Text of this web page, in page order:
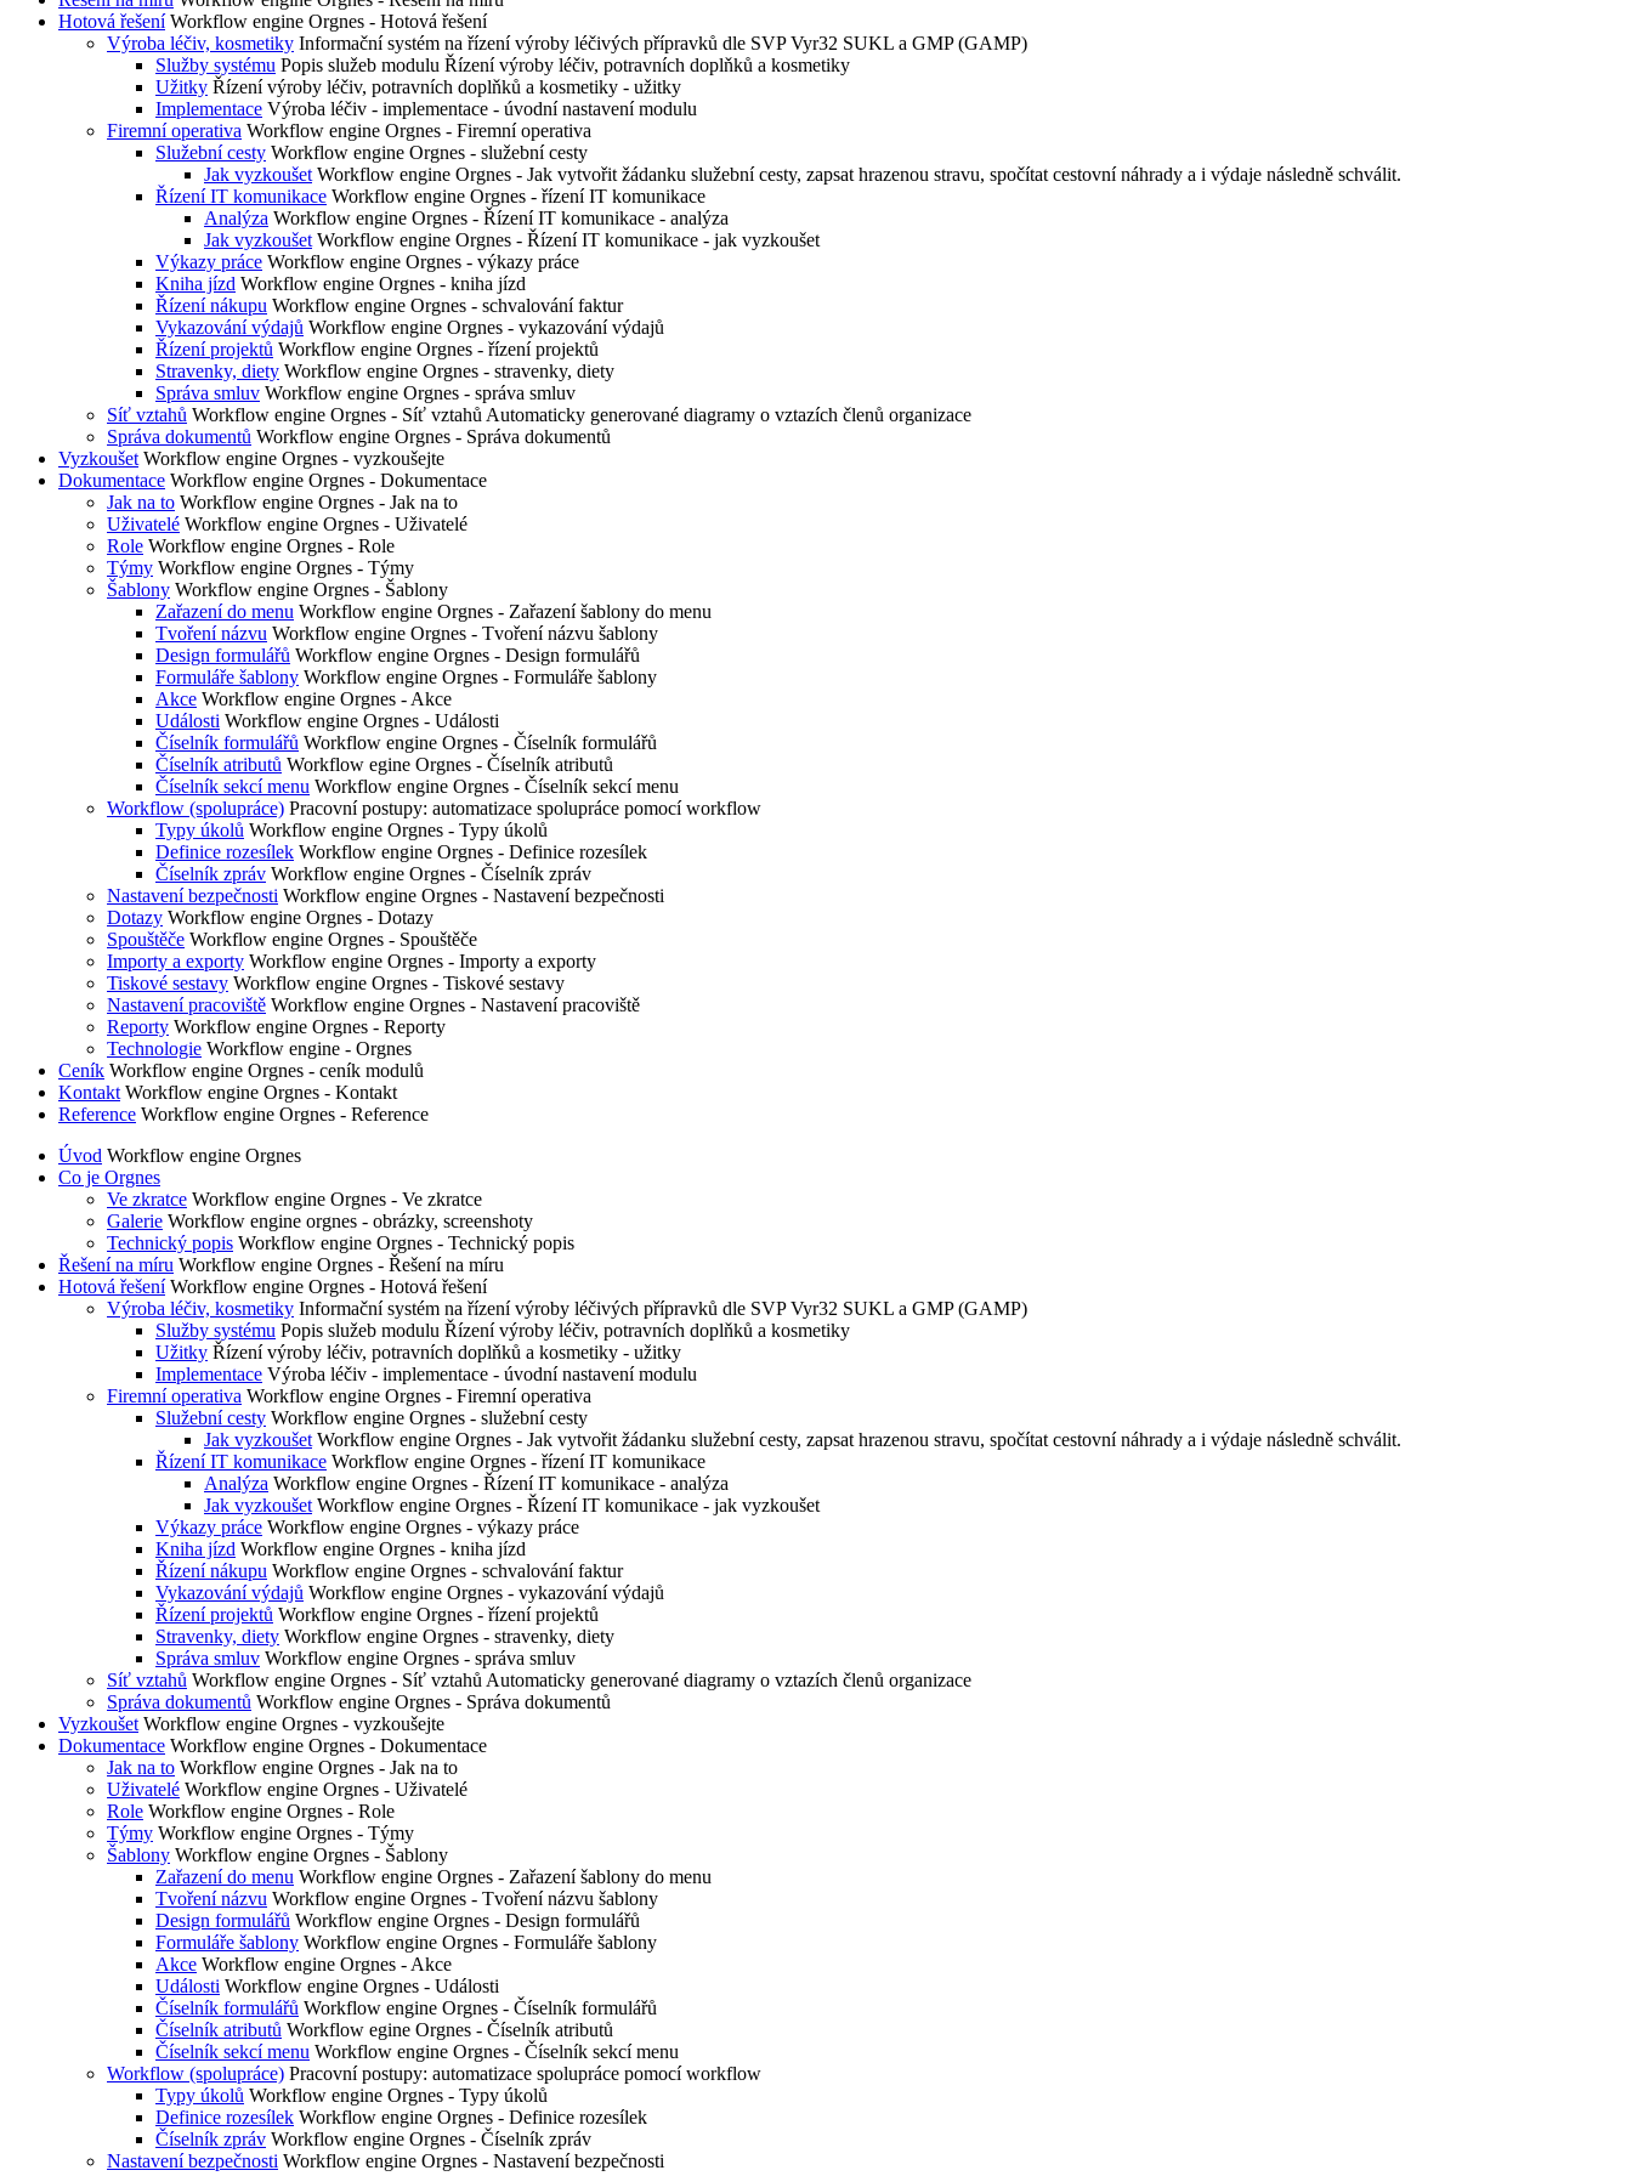
Hotová řešení Workflow engine Orgnes - Hotová řešení
Výroba léčiv, kosmetiky Informační systém na řízení výroby léčivých přípravků dle SVP Vyr32 SUKL a GMP (GAMP)
Služby systému Popis služeb modulu Řízení výroby léčiv, potravních doplňků a kosmetiky
Užitky Řízení výroby léčiv, potravních doplňků a kosmetiky - užitky
Implementace Výroba léčiv - implementace - úvodní nastavení modulu
Firemní operativa Workflow engine Orgnes - Firemní operativa
Služební cesty Workflow engine Orgnes - služební cesty
Jak vyzkoušet Workflow engine Orgnes - Jak vytvořit žádanku služební cesty, zapsat hrazenou stravu, spočítat cestovní náhrady a i výdaje následně schválit.
Řízení IT komunikace Workflow engine Orgnes - řízení IT komunikace
Analýza Workflow engine Orgnes - Řízení IT komunikace - analýza
Jak vyzkoušet Workflow engine Orgnes - Řízení IT komunikace - jak vyzkoušet
Výkazy práce Workflow engine Orgnes - výkazy práce
Kniha jízd Workflow engine Orgnes - kniha jízd
Řízení nákupu Workflow engine Orgnes - schvalování faktur
Vykazování výdajů Workflow engine Orgnes - vykazování výdajů
Řízení projektů Workflow engine Orgnes - řízení projektů
Stravenky, diety Workflow engine Orgnes - stravenky, diety
Správa smluv Workflow engine Orgnes - správa smluv
Síť vztahů Workflow engine Orgnes - Síť vztahů Automaticky generované diagramy o vztazích členů organizace
Správa dokumentů Workflow engine Orgnes - Správa dokumentů
Vyzkoušet Workflow engine Orgnes - vyzkoušejte
Dokumentace Workflow engine Orgnes - Dokumentace
Jak na to Workflow engine Orgnes - Jak na to
Uživatelé Workflow engine Orgnes - Uživatelé
Role Workflow engine Orgnes - Role
Týmy Workflow engine Orgnes - Týmy
Šablony Workflow engine Orgnes - Šablony
Zařazení do menu Workflow engine Orgnes - Zařazení šablony do menu
Tvoření názvu Workflow engine Orgnes - Tvoření názvu šablony
Design formulářů Workflow engine Orgnes - Design formulářů
Formuláře šablony Workflow engine Orgnes - Formuláře šablony
Akce Workflow engine Orgnes - Akce
Události Workflow engine Orgnes - Události
Číselník formulářů Workflow engine Orgnes - Číselník formulářů
Číselník atributů Workflow egine Orgnes - Číselník atributů
Číselník sekcí menu Workflow engine Orgnes - Číselník sekcí menu
Workflow (spolupráce) Pracovní postupy: automatizace spolupráce pomocí workflow
Typy úkolů Workflow engine Orgnes - Typy úkolů
Definice rozesílek Workflow engine Orgnes - Definice rozesílek
Číselník zpráv Workflow engine Orgnes - Číselník zpráv
Nastavení bezpečnosti Workflow engine Orgnes - Nastavení bezpečnosti
Dotazy Workflow engine Orgnes - Dotazy
Spouštěče Workflow engine Orgnes - Spouštěče
Importy a exporty Workflow engine Orgnes - Importy a exporty
Tiskové sestavy Workflow engine Orgnes - Tiskové sestavy
Nastavení pracoviště Workflow engine Orgnes - Nastavení pracoviště
Reporty Workflow engine Orgnes - Reporty
Technologie Workflow engine - Orgnes
Ceník Workflow engine Orgnes - ceník modulů
Kontakt Workflow engine Orgnes - Kontakt
Reference Workflow engine Orgnes - Reference
Úvod Workflow engine Orgnes
Co je Orgnes
Ve zkratce Workflow engine Orgnes - Ve zkratce
Galerie Workflow engine orgnes - obrázky, screenshoty
Technický popis Workflow engine Orgnes - Technický popis
Řešení na míru Workflow engine Orgnes - Řešení na míru
Hotová řešení Workflow engine Orgnes - Hotová řešení
Výroba léčiv, kosmetiky Informační systém na řízení výroby léčivých přípravků dle SVP Vyr32 SUKL a GMP (GAMP)
Služby systému Popis služeb modulu Řízení výroby léčiv, potravních doplňků a kosmetiky
Užitky Řízení výroby léčiv, potravních doplňků a kosmetiky - užitky
Implementace Výroba léčiv - implementace - úvodní nastavení modulu
Firemní operativa Workflow engine Orgnes - Firemní operativa
Služební cesty Workflow engine Orgnes - služební cesty
Jak vyzkoušet Workflow engine Orgnes - Jak vytvořit žádanku služební cesty, zapsat hrazenou stravu, spočítat cestovní náhrady a i výdaje následně schválit.
Řízení IT komunikace Workflow engine Orgnes - řízení IT komunikace
Analýza Workflow engine Orgnes - Řízení IT komunikace - analýza
Jak vyzkoušet Workflow engine Orgnes - Řízení IT komunikace - jak vyzkoušet
Výkazy práce Workflow engine Orgnes - výkazy práce
Kniha jízd Workflow engine Orgnes - kniha jízd
Řízení nákupu Workflow engine Orgnes - schvalování faktur
Vykazování výdajů Workflow engine Orgnes - vykazování výdajů
Řízení projektů Workflow engine Orgnes - řízení projektů
Stravenky, diety Workflow engine Orgnes - stravenky, diety
Správa smluv Workflow engine Orgnes - správa smluv
Síť vztahů Workflow engine Orgnes - Síť vztahů Automaticky generované diagramy o vztazích členů organizace
Správa dokumentů Workflow engine Orgnes - Správa dokumentů
Vyzkoušet Workflow engine Orgnes - vyzkoušejte
Dokumentace Workflow engine Orgnes - Dokumentace
Jak na to Workflow engine Orgnes - Jak na to
Uživatelé Workflow engine Orgnes - Uživatelé
Role Workflow engine Orgnes - Role
Týmy Workflow engine Orgnes - Týmy
Šablony Workflow engine Orgnes - Šablony
Zařazení do menu Workflow engine Orgnes - Zařazení šablony do menu
Tvoření názvu Workflow engine Orgnes - Tvoření názvu šablony
Design formulářů Workflow engine Orgnes - Design formulářů
Formuláře šablony Workflow engine Orgnes - Formuláře šablony
Akce Workflow engine Orgnes - Akce
Události Workflow engine Orgnes - Události
Číselník formulářů Workflow engine Orgnes - Číselník formulářů
Číselník atributů Workflow egine Orgnes - Číselník atributů
Číselník sekcí menu Workflow engine Orgnes - Číselník sekcí menu
Workflow (spolupráce) Pracovní postupy: automatizace spolupráce pomocí workflow
Typy úkolů Workflow engine Orgnes - Typy úkolů
Definice rozesílek Workflow engine Orgnes - Definice rozesílek
Číselník zpráv Workflow engine Orgnes - Číselník zpráv
Nastavení bezpečnosti Workflow engine Orgnes - Nastavení bezpečnosti